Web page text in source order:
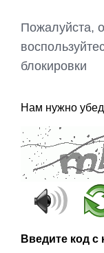
Пожалуйста,
блокировки
Нам нужно
Введите код с